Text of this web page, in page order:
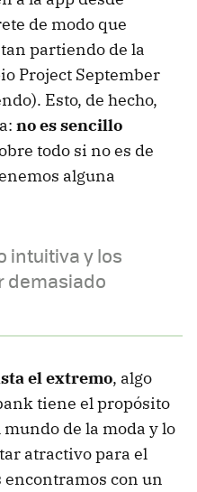
de modo que
partiendo de la
Project September
Esto, de hecho,
no es sencillo
todo si no es de
alguna
intuitiva y los
demasiado
el extremo, algo
tiene el propósito
de la moda y lo
atractivo para el
encontramos con un